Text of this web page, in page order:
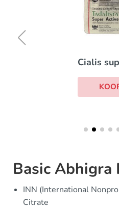
Cialis
Basic Abhigra
INN (International
Citrate